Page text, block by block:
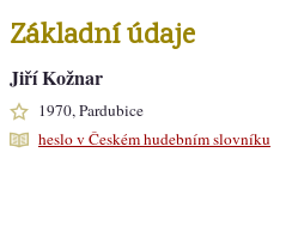
Základní údaje
Jiří Kožnar
1970, Pardubice
heslo v Českém hudebním slovníku